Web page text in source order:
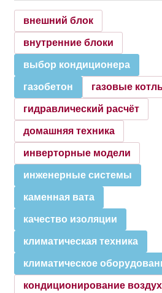
внешний блок
внутренние блоки
выбор кондиционера
газобетон газовые
гидравлический расчёт
домашняя техника
инверторные модели
инженерные системы
каменная вата
качество изоляции
климатическая техника
климатическое
кондиционирование